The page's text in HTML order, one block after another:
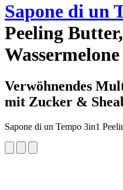
Sapone di un
Peeling
Verwöhnendes
mit Zucker &
Sapone di un Tempo 3in1